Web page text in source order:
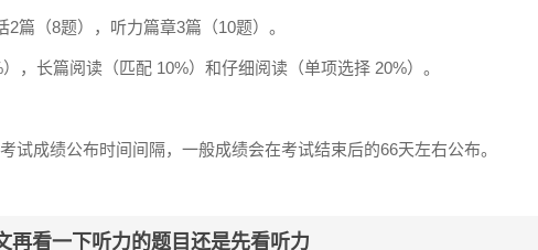
篇（8题），听力篇章3篇（10题）。
，长篇阅读（匹配 10%）和仔细阅读（单项选择 20%）。
试成绩公布时间间隔，一般成绩会在考试结束后的66天左右公布。
再看一下听力的题目还是先看听力